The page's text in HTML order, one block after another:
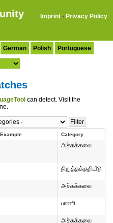
Imprint · Privacy Policy
German Polish Portuguese
can detect. Visit the
Example Category
அச்சுக்கலை
நிறுத்தக்குறியீடு
அச்சுக்கலை
பாணி
அச்சுக்கலை